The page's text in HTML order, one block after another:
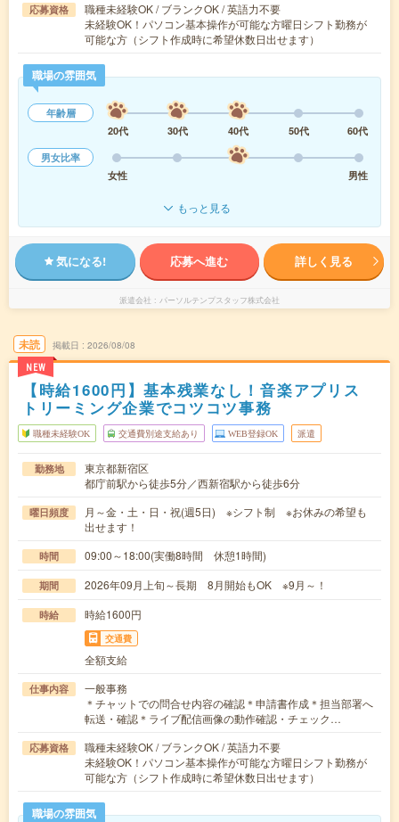
応募資格
職種未経験OK / ブランクOK / 英語力不要
未経験OK！パソコン基本操作が可能な方曜日シフト勤務が
可能な方（シフト作成時に希望休数日出せます）
職場の雰囲気
年齢層
20代
30代 40代 50代
60代
男女比率
女性
男性
もっと見る
気になる! 応募へ進む 詳しく見る
派遣会社 パーソルテンプスタッフ株式会社
未読
NEW
掲載日 2026/08/08
【時給1600円】基本残業なし！音楽アプリス
トリーミング企業でコツコツ事務
職種未経験OK 交通費別途支給あり WEB登録OK 派遣
勤務地
東京都新宿区
都庁前駅から徒歩5分／西新宿駅から徒歩6分
曜日頻度
月～金・土・日・祝(週5日) ※シフト制 ※お休みの希望も
出せます！
時間 09:00～18:00(実働8時間 休憩1時間)
期間 2026年09月上旬～長期 8月開始もOK ※9月～！
時給 時給1600円
交通費
全額支給
仕事内容
一般事務
＊チャットでの問合せ内容の確認＊申請書作成＊担当部署へ
転送・確認＊ライブ配信画像の動作確認・チェック…
応募資格
職種未経験OK / ブランクOK / 英語力不要
未経験OK！パソコン基本操作が可能な方曜日シフト勤務が
可能な方（シフト作成時に希望休数日出せます）
職場の雰囲気